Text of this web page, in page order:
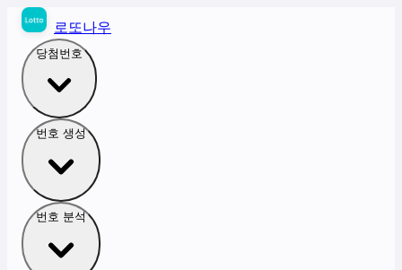
로또나우
당첨번호
번호 생성
번호 분석